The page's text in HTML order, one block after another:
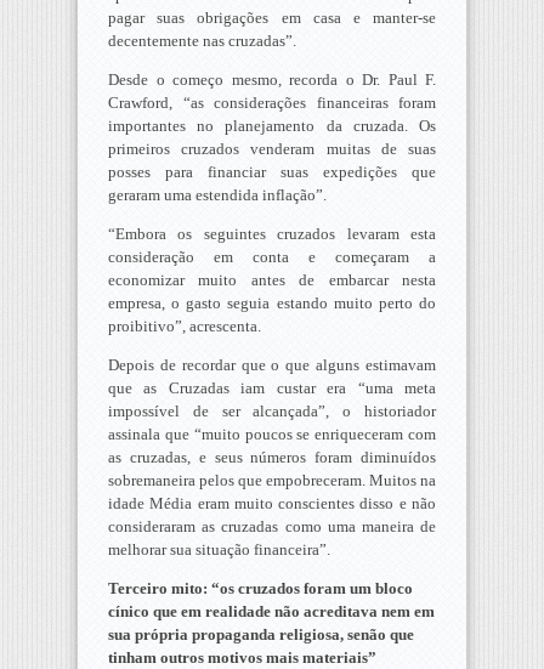
pagar suas obrigações em casa e manter-se
decentemente nas cruzadas”.
Desde o começo mesmo, recorda o Dr. Paul F.
Crawford, “as considerações financeiras foram
importantes no planejamento da cruzada. Os
primeiros cruzados venderam muitas de suas
posses para financiar suas expedições que
geraram uma estendida inflação”.
“Embora os seguintes cruzados levaram esta
consideração em conta e começaram a
economizar muito antes de embarcar nesta
empresa, o gasto seguia estando muito perto do
proibitivo”, acrescenta.
Depois de recordar que o que alguns estimavam
que as Cruzadas iam custar era “uma meta
impossível de ser alcançada”, o historiador
assinala que “muito poucos se enriqueceram com
as cruzadas, e seus números foram diminuídos
sobremaneira pelos que empobreceram. Muitos na
idade Média eram muito conscientes disso e não
consideraram as cruzadas como uma maneira de
melhorar sua situação financeira”.
Terceiro mito: “os cruzados foram um bloco
cínico que em realidade não acreditava nem em
sua própria propaganda religiosa, senão que
tinham outros motivos mais materiais”